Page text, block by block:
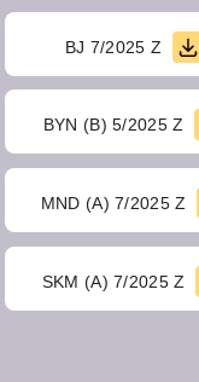
BJ 7/2025 Z
BYN (B) 5/2025 Z
MND (A) 7/2025 Z
SKM (A) 7/2025 Z